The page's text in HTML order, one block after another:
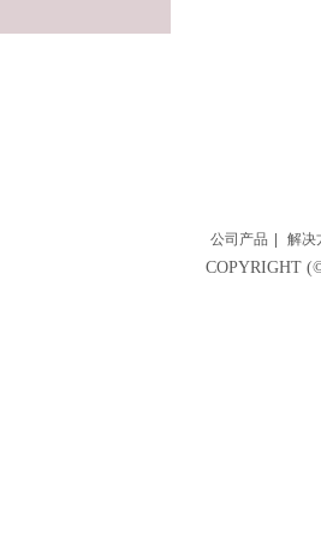
公司产品 解决
COPYRIGHT